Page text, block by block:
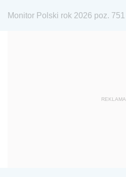
1968
Monitor Polski rok 2026 poz. 751
REKLAMA